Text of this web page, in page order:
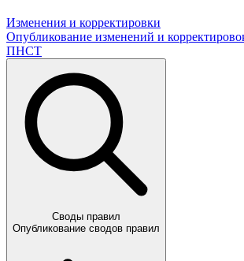
Изменения и корректировки
Опубликование изменений и
ПНСТ
Своды правил
Опубликование сводов правил